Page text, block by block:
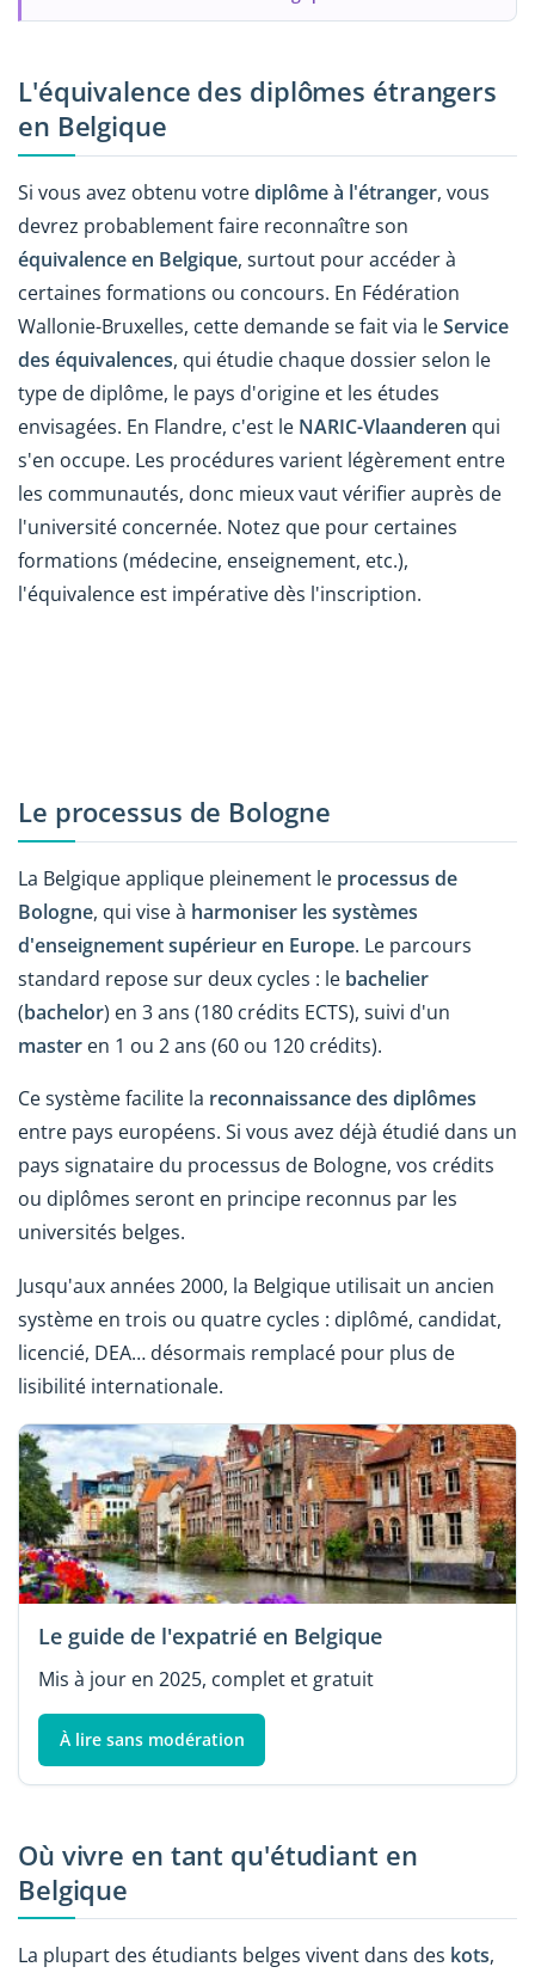
L'équivalence des diplômes étrangers
en Belgique
Si vous avez obtenu votrediplôme à l'étranger, vous
devrez probablement faire reconnaître son
équivalence en Belgique, surtout pour accéder à
certaines formations ou concours. En Fédération
Wallonie-Bruxelles, cette demande se fait via leService
des équivalences, qui étudie chaque dossier selon le
type de diplôme, le pays d'origine et les études
envisagées. En Flandre, c'est le NARIC-Vlaanderen qui
s'en occupe. Les procédures varient légèrement entre
les communautés, donc mieux vaut vérifier auprès de
l'université concernée. Notez que pour certaines
formations (médecine, enseignement, etc.),
l'équivalence est impérative dès l'inscription.
Le processus de Bologne
La Belgique applique pleinement le processus de
Bologne, qui vise à harmoniser les systèmes
d'enseignement supérieur en Europe. Le parcours
standard repose sur deux cycles : le bachelier
(bachelor) en 3 ans (180 crédits ECTS), suivi d'un
master en 1 ou 2 ans (60 ou 120 crédits).
Ce système facilite la reconnaissance des diplômes
entre pays européens. Si vous avez déjà étudié dans un
pays signataire du processus de Bologne, vos crédits
ou diplômes seront en principe reconnus par les
universités belges.
Jusqu'aux années 2000, la Belgique utilisait un ancien
système en trois ou quatre cycles : diplômé, candidat,
licencié, DEA… désormais remplacé pour plus de
lisibilité internationale.
Le guide de l'expatrié en Belgique
Mis à jour en 2025, complet et gratuit
À lire sans modération
Où vivre en tant qu'étudiant en
Belgique
La plupart des étudiants belges vivent dans des kots,